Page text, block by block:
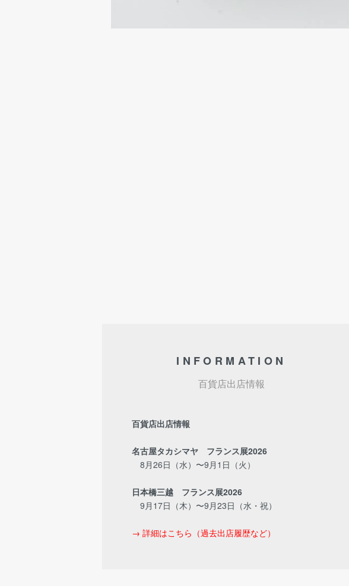
INFORMATION
百貨店出店情報
百貨店出店情報
名古屋タカシマヤ フランス展2026
8月26日（水）〜9月1日（火）
日本橋三越 フランス展2026
9月17日（木）〜9月23日（水・祝）
→ 詳細はこちら（過去出店履歴など）